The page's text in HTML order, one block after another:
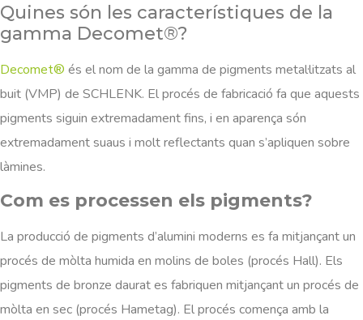
Quines són les característiques de la
gamma Decomet®?
Decomet® és el nom de la gamma de pigments metal·litzats al
buit (VMP) de SCHLENK. El procés de fabricació fa que aquests
pigments siguin extremadament fins, i en aparença són
extremadament suaus i molt reflectants quan s’apliquen sobre
làmines.
Com es processen els pigments?
La producció de pigments d’alumini moderns es fa mitjançant un
procés de mòlta humida en molins de boles (procés Hall). Els
pigments de bronze daurat es fabriquen mitjançant un procés de
mòlta en sec (procés Hametag). El procés comença amb la